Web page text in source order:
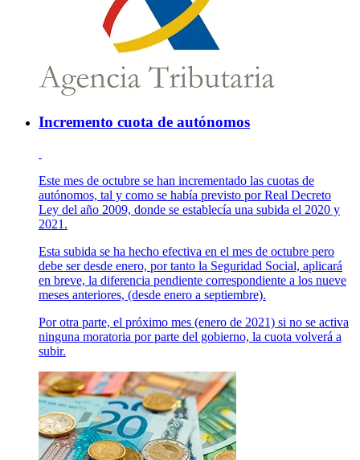
Incremento cuota de autónomos
Este mes de octubre se han incrementado las cuotas de
autónomos, tal y como se había previsto por Real Decreto
Ley del año 2009, donde se establecía una subida el 2020 y
2021.
Esta subida se ha hecho efectiva en el mes de octubre pero
debe ser desde enero, por tanto la Seguridad Social, aplicará
en breve, la diferencia pendiente correspondiente a los nueve
meses anteriores, (desde enero a septiembre).
Por otra parte, el próximo mes (enero de 2021) si no se activa
ninguna moratoria por parte del gobierno, la cuota volverá a
subir.